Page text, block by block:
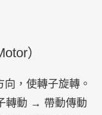
）
，使轉子旋轉。
轉動 → 帶動傳動